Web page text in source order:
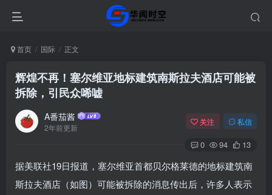
首页 国际 正文
辉煌不再！塞尔维亚地标建筑南斯拉夫酒店可能被
拆除，引民众唏嘘
A番茄酱
2年前更新
关注 私信
0 94 13
据美联社19日报道，塞尔维亚首都贝尔格莱德的地标建筑南
斯拉夫酒店（如图）可能被拆除的消息传出后，许多人表示